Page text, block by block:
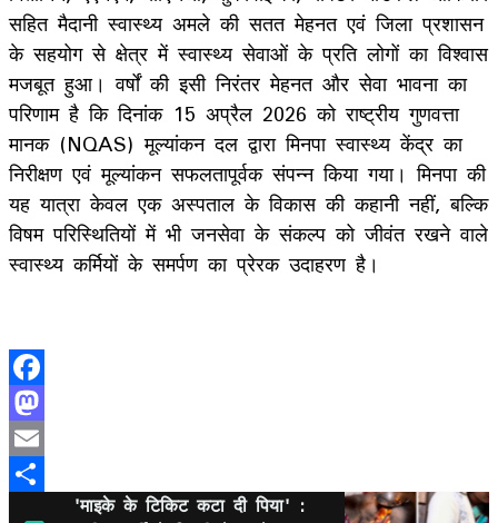
सहित मैदानी स्वास्थ्य अमले की सतत मेहनत एवं जिला प्रशासन
के सहयोग से क्षेत्र में स्वास्थ्य सेवाओं के प्रति लोगों का विश्वास
मजबूत हुआ। वर्षों की इसी निरंतर मेहनत और सेवा भावना का
परिणाम है कि दिनांक 15 अप्रैल 2026 को राष्ट्रीय गुणवत्ता
मानक (NQAS) मूल्यांकन दल द्वारा मिनपा स्वास्थ्य केंद्र का
निरीक्षण एवं मूल्यांकन सफलतापूर्वक संपन्न किया गया। मिनपा की
यह यात्रा केवल एक अस्पताल के विकास की कहानी नहीं, बल्कि
विषम परिस्थितियों में भी जनसेवा के संकल्प को जीवंत रखने वाले
स्वास्थ्य कर्मियों के समर्पण का प्रेरक उदाहरण है।
Facebook
Mastodon
Email
'माइके के टिकिट कटा दी पिया' :